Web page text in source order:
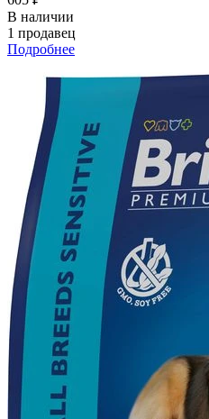
В наличии
1 продавец
Подробнее